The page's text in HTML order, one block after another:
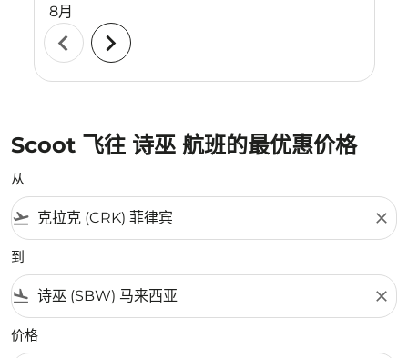
8月
chevron_left chevron_right
Scoot 飞往 诗巫 航班的最优惠价格
从
flight_takeoff close
到
flight_land close
价格